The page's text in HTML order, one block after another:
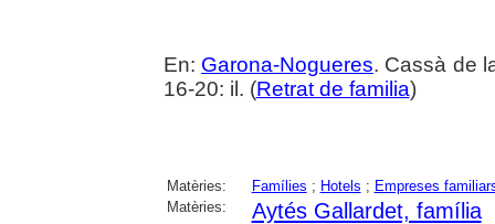
En: Garona-Nogueres. Cassà de
16-20: il. (Retrat de familia)
Matèries: Famílies ; Hotels ; Empreses
Matèries:
Aytés Gallardet, família